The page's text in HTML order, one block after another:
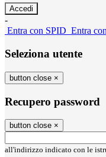
-
Entra con SPID Entra
Seleziona utente
button close ×
Recupero password
button close ×
all'indirizzo indicato con le